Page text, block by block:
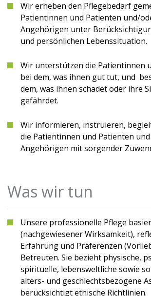
Wir erheben den Pflegebedarf
Patientinnen und Patienten und/
Angehörigen unter
und persönlichen Lebenssituation.
Wir unterstützen die Patientinnen
bei dem, was ihnen gut tut, und
dem, was ihnen schadet oder ihre
gefährdet.
Wir informieren, instruieren,
die Patientinnen und Patienten
Angehörigen mit sorgender
Was wir tun
Unsere professionelle Pflege
(nachgewiesener Wirksamkeit),
Erfahrung und Präferenzen
Betreuten. Sie bezieht physische,
spirituelle, lebensweltliche sowie
alters- und geschlechtsbezogene
berücksichtigt ethische Richtlinien.